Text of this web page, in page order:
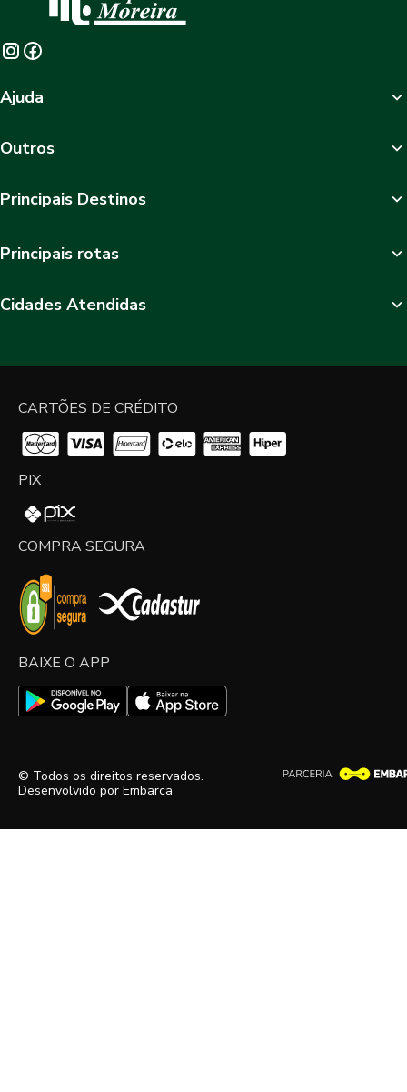
Ajuda
Outros
Principais Destinos
Principais rotas
Cidades Atendidas
CARTÕES DE CRÉDITO
PIX
COMPRA SEGURA
BAIXE O APP
© Todos os direitos reservados.
Desenvolvido por Embarca